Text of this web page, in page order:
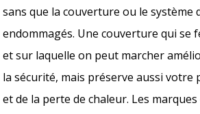
sans que la couverture ou le système
endommagés. Une couverture qui se
et sur laquelle on peut marcher
la sécurité, mais préserve aussi votre
et de la perte de chaleur. Les